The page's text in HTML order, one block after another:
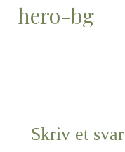
hero-bg
Skriv et svar